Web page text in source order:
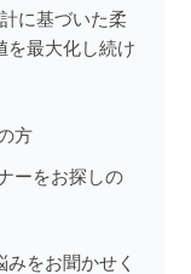
に基づいた柔
を最大化し続け
方
ーをお探しの
をお聞かせく